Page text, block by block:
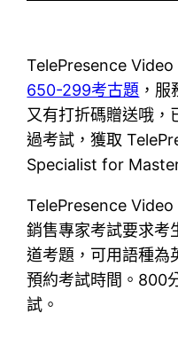
TelePresence
650-299考古題 ，
又有打折碼贈送哦，
過考試，獲取
Specialist for
TelePresence
銷售專家考試要求
道考題，可用語種為
預約考試時間。800
試。